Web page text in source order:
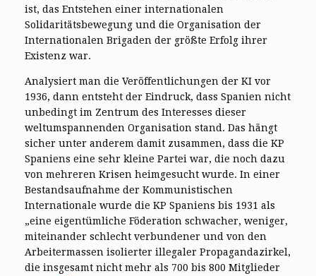
ist, das Entstehen einer internationalen
Solidaritätsbewegung und die Organisation der
Internationalen Brigaden der größte Erfolg ihrer
Existenz war.
Analysiert man die Veröffentlichungen der KI vor
1936, dann entsteht der Eindruck, dass Spanien nicht
unbedingt im Zentrum des Interesses dieser
weltumspannenden Organisation stand. Das hängt
sicher unter anderem damit zusammen, dass die KP
Spaniens eine sehr kleine Partei war, die noch dazu
von mehreren Krisen heimgesucht wurde. In einer
Bestandsaufnahme der Kommunistischen
Internationale wurde die KP Spaniens bis 1931 als
„eine eigentümliche Föderation schwacher, weniger,
miteinander schlecht verbundener und von den
Arbeitermassen isolierter illegaler Propagandazirkel,
die insgesamt nicht mehr als 700 bis 800 Mitglieder